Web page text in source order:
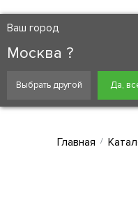
Москва
Ваш город
Москва ?
Выбрать другой Да,
Главная